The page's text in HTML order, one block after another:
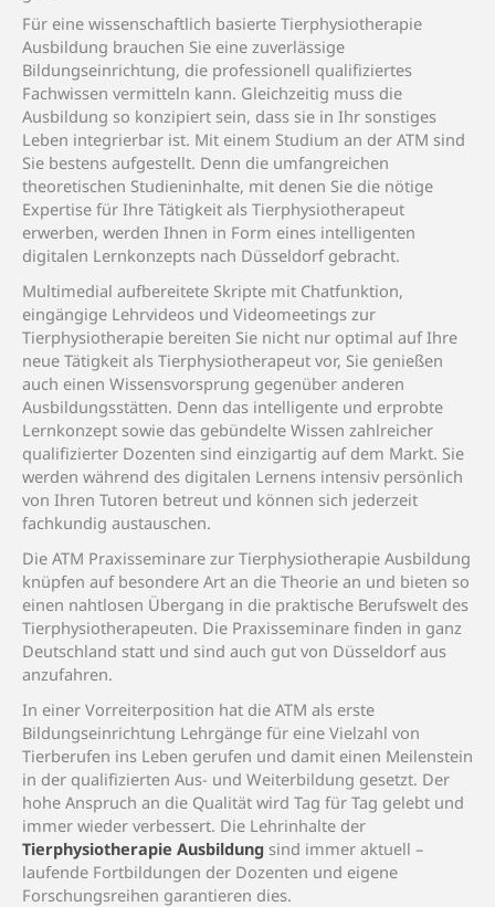
Für eine wissenschaftlich basierte Tierphysiotherapie
Ausbildung brauchen Sie eine zuverlässige
Bildungseinrichtung, die professionell qualifiziertes
Fachwissen vermitteln kann. Gleichzeitig muss die
Ausbildung so konzipiert sein, dass sie in Ihr sonstiges
Leben integrierbar ist. Mit einem Studium an der ATM sind
Sie bestens aufgestellt. Denn die umfangreichen
theoretischen Studieninhalte, mit denen Sie die nötige
Expertise für Ihre Tätigkeit als Tierphysiotherapeut
erwerben, werden Ihnen in Form eines intelligenten
digitalen Lernkonzepts nach Düsseldorf gebracht.
Multimedial aufbereitete Skripte mit Chatfunktion,
eingängige Lehrvideos und Videomeetings zur
Tierphysiotherapie bereiten Sie nicht nur optimal auf Ihre
neue Tätigkeit als Tierphysiotherapeut vor, Sie genießen
auch einen Wissensvorsprung gegenüber anderen
Ausbildungsstätten. Denn das intelligente und erprobte
Lernkonzept sowie das gebündelte Wissen zahlreicher
qualifizierter Dozenten sind einzigartig auf dem Markt. Sie
werden während des digitalen Lernens intensiv persönlich
von Ihren Tutoren betreut und können sich jederzeit
fachkundig austauschen.
Die ATM Praxisseminare zur Tierphysiotherapie Ausbildung
knüpfen auf besondere Art an die Theorie an und bieten so
einen nahtlosen Übergang in die praktische Berufswelt des
Tierphysiotherapeuten. Die Praxisseminare finden in ganz
Deutschland statt und sind auch gut von Düsseldorf aus
anzufahren.
In einer Vorreiterposition hat die ATM als erste
Bildungseinrichtung Lehrgänge für eine Vielzahl von
Tierberufen ins Leben gerufen und damit einen Meilenstein
in der qualifizierten Aus- und Weiterbildung gesetzt. Der
hohe Anspruch an die Qualität wird Tag für Tag gelebt und
immer wieder verbessert. Die Lehrinhalte der
Tierphysiotherapie Ausbildung sind immer aktuell –
laufende Fortbildungen der Dozenten und eigene
Forschungsreihen garantieren dies.